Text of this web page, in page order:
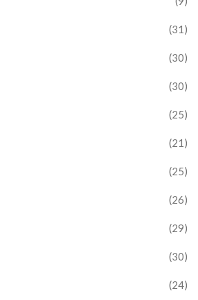
(31)
(30)
(30)
(25)
(21)
(25)
(26)
(29)
(30)
(24)